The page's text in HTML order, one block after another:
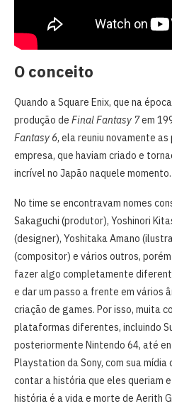
O conceito
Quando a Square Enix, que na
produção de Final Fantasy 7em
Fantasy 6, ela reuniu novamente
empresa, que haviam criado e
incrível no Japão naquele momento.
No time se encontravam nomes
Sakaguchi (produtor), Yoshinori
(designer), Yoshitaka Amano
(compositor) e vários outros,
fazer algo completamente
e dar um passo a frente em vários
criação de games. Por isso, muita
plataformas diferentes, incluindo
posteriormente Nintendo 64, até
Playstation da Sony, com sua mídia
contar a história que eles queriam
história é a vida e morte de Aerith